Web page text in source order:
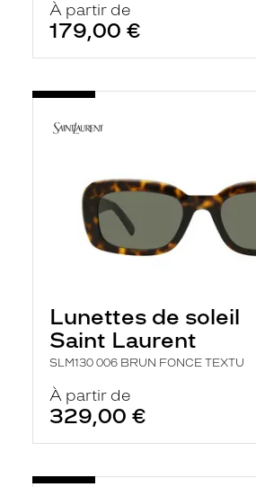
À partir de
179,00 €
Lunettes de soleil
Saint Laurent
SLM130 006 BRUN FONCE TEXTU
À partir de
329,00 €